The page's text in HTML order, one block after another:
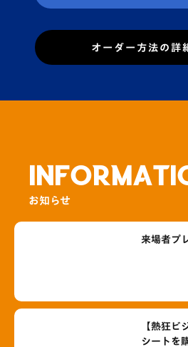
オーダー方法の詳
お知らせ
来場者プ
【熱狂ビ
シートを